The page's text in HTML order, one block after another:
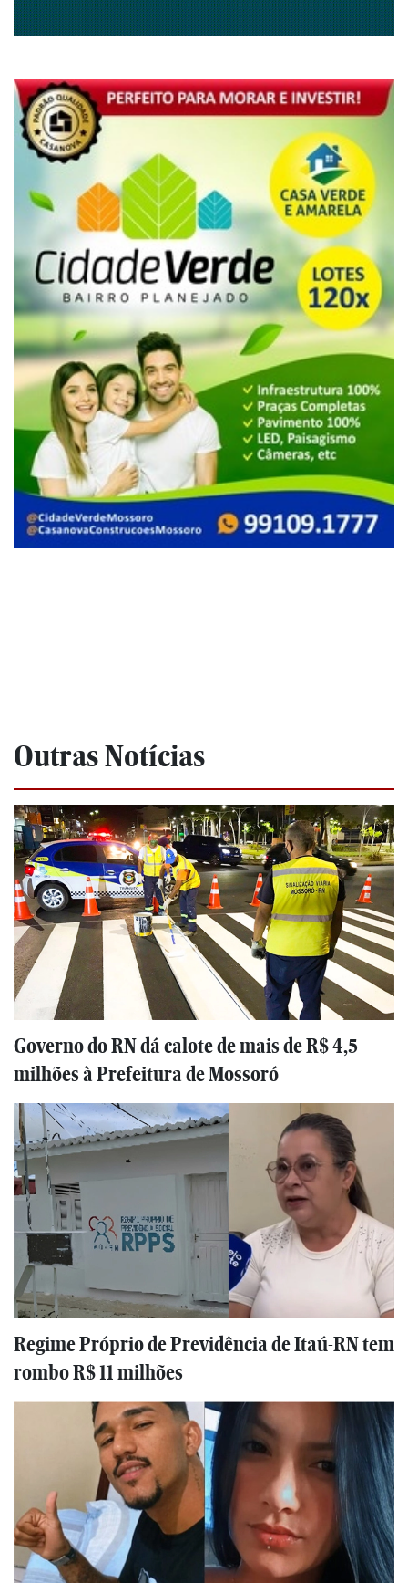
Outras Notícias
Governo do RN dá calote de mais de R$ 4,5
milhões à Prefeitura de Mossoró
Regime Próprio de Previdência de Itaú-RN tem
rombo R$ 11 milhões